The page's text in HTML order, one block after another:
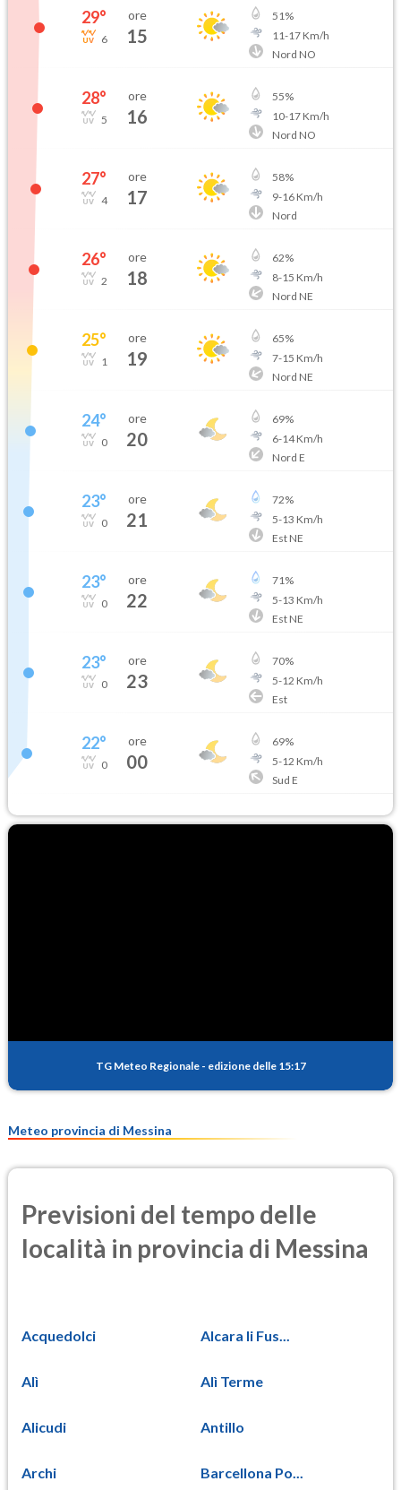
29°
6
ore
15
51%
11-17Km/h
Nord NO
28°
5
ore
16
55%
10-17Km/h
Nord NO
27°
4
ore
17
58%
9-16Km/h
Nord
26°
2
ore
18
62%
8-15 Km/h
Nord NE
25°
1
ore
19
65%
7-15 Km/h
Nord NE
24°
0
ore
20
69%
6-14Km/h
Nord E
23°
0
ore
21
72%
5-13 Km/h
Est NE
23°
0
ore
22
71%
5-13 Km/h
Est NE
23°
0
ore
23
70%
5-12 Km/h
Est
22°
0
ore
00
69%
5-12 Km/h
Sud E
TG Meteo Regionale - edizione delle 15:17
Meteo provincia di Messina
Previsioni del tempo delle
località in provincia di Messina
Acquedolci Alcara li Fus...
Alì Alì Terme
Alicudi Antillo
Archi Barcellona Po...